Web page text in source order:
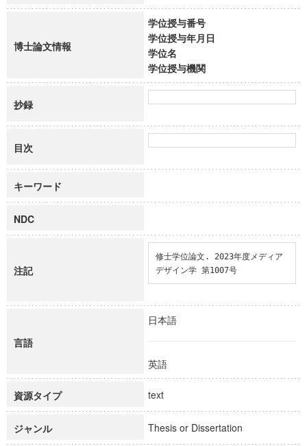
博士論文情報
学位授与番号
学位授与年月日
学位名
学位授与機関
抄録
目次
キーワード
NDC
注記
修士学位論文. 2023年度メディア
デザイン学 第1007号
言語
日本語
英語
資源タイプ text
ジャンル Thesis or Dissertation